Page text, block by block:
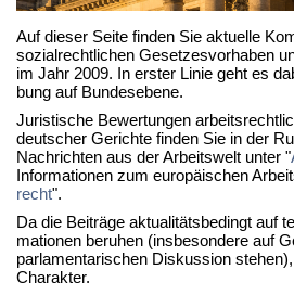
Auf die­ser Sei­te fin­den Sie ak­tu­el­le
so­zi­al­recht­li­chen Ge­set­zes­vor­ha­ben
im Jahr 2009. In ers­ter Li­nie geht es
bung auf Bun­des­ebe­ne.
Ju­ris­ti­sche Be­wer­tun­gen
deut­scher Ge­rich­te fin­den Sie in der
Nach­rich­ten aus der Ar­beits­welt un­ter "
In­for­ma­tio­nen zum eu­ro­päi­schen
recht".
Da die Bei­trä­ge ak­tua­li­täts­be­dingt auf
ma­tio­nen be­ru­hen (ins­be­son­de­re auf
par­la­men­ta­ri­schen Dis­kus­si­on
Cha­rak­ter.